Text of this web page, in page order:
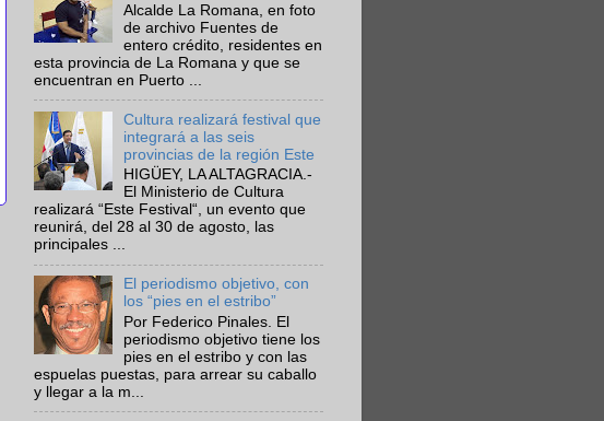
Alcalde La Romana, en foto
de archivo Fuentes de
entero crédito, residentes en
esta provincia de La Romana y que se
encuentran en Puerto ...
Cultura realizará festival que
integrará a las seis
provincias de la región Este
HIGÜEY, LA ALTAGRACIA.-
El Ministerio de Cultura
realizará “Este Festival“, un evento que
reunirá, del 28 al 30 de agosto, las
principales ...
El periodismo objetivo, con
los “pies en el estribo”
Por Federico Pinales. El
periodismo objetivo tiene los
pies en el estribo y con las
espuelas puestas, para arrear su caballo
y llegar a la m...